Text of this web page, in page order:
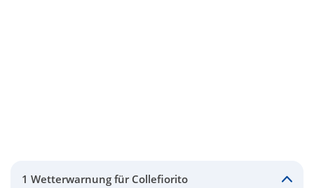
1 Wetterwarnung für Collefiorito